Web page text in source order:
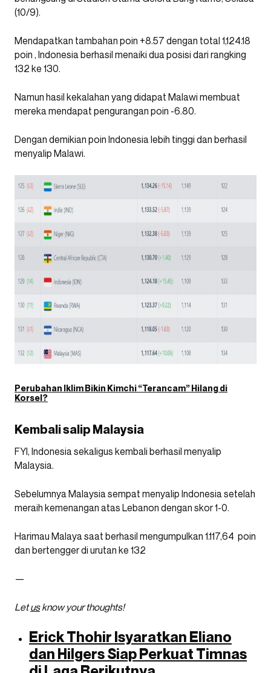
(10/9).
Mendapatkan tambahan poin +8.57 dengan total 1,124.18
poin , Indonesia berhasil menaiki dua posisi dari rangking
132 ke 130.
Namun hasil kekalahan yang didapat Malawi membuat
mereka mendapat pengurangan poin -6.80.
Dengan demikian poin Indonesia lebih tinggi dan berhasil
menyalip Malawi.
Perubahan Iklim Bikin Kimchi “Terancam” Hilang di
Korsel?
Kembali salip Malaysia
FYI, Indonesia sekaligus kembali berhasil menyalip
Malaysia.
Sebelumnya Malaysia sempat menyalip Indonesia setelah
meraih kemenangan atas Lebanon dengan skor 1-0.
Harimau Malaya saat berhasil mengumpulkan 1.117,64 poin
dan bertengger di urutan ke 132
—
Letusknow your thoughts!
Erick Thohir Isyaratkan Eliano
dan Hilgers Siap Perkuat Timnas